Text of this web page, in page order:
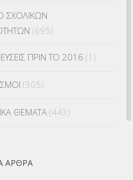
ΣΧΟΛΙΚΩΝ
(695)
ΠΡΙΝ ΤΟ 2016 (1)
(305)
ΘΕΜΑΤΑ (443)
(7.354)
ΆΡΘΡΑ